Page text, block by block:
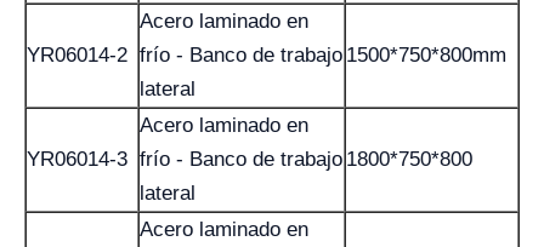
YR06014-2
Acero laminado en
frío - Banco de trabajo
lateral
1500*750*800mm
YR06014-3
Acero laminado en
frío - Banco de trabajo
lateral
1800*750*800
Acero laminado en